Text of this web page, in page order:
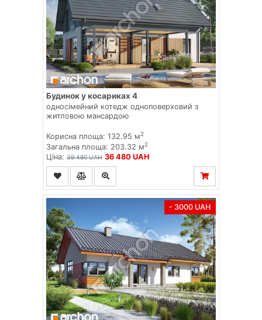
Будинок у косариках 4
односімейний котедж одноповерховий з
житловою мансардою
Корисна площа: 132.95 м2
Загальна площа: 203.32 м2
Ціна: 39 480 UAH 36 480 UAH
- 3000 UAH